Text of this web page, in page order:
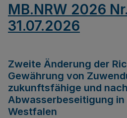
MB.NRW 2026
31.07.2026
Zweite Änderung der
Gewährung von
zukunftsfähige und
Abwasserbeseitigung in
Westfalen